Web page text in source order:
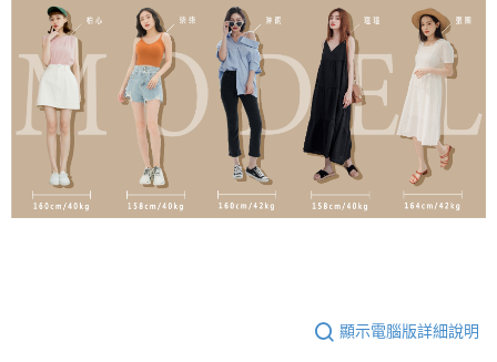
顯示電腦版詳細說明